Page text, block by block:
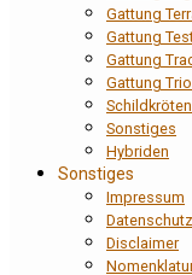
Gattung
Gattung
Gattung
Gattung
Sonstiges
Hybriden
Sonstiges
Impressum
Disclaimer